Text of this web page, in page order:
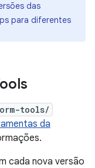
das
para diferentes
tools/
da
cada nova versão